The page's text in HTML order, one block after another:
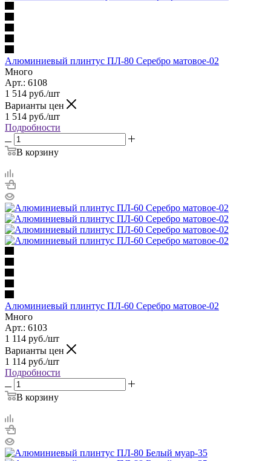
Алюминиевый плинтус ПЛ-80 Серебро матовое-02
Много
Арт.: 6108
1 514 руб./шт
Варианты цен
1 514 руб./шт
Подробности
В корзину
Алюминиевый плинтус ПЛ-60 Серебро матовое-02
Много
Арт.: 6103
1 114 руб./шт
Варианты цен
1 114 руб./шт
Подробности
В корзину